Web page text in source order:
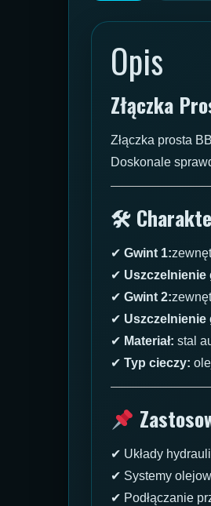
Opis
Złączka
Złączka prosta
Doskonale
🛠
✔ Gwint 1:
✔ Uszczelnienie
✔ Gwint 2:
✔ Uszczelnienie
✔ Materiał: stal
✔ Typ cieczy:
✔ Układy
✔ Systemy
✔ Podłączanie